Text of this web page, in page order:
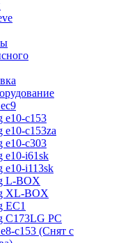
e10-c153
e10-c153za
e10-c303
e10-i61sk
e10-i113sk
L-BOX
XL-BOX
EC1
C173LG PC
c153 (Снят с